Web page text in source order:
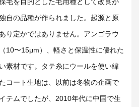
自の品種が作られました。起源と原
り定かではありません。 アンゴラウ
10〜15μm）、軽さと保温性に優れた
素材です。タテ糸にウールを使い緯
コート生地は、以前は冬物の企画で
テムでしたが、2010年代に中国で生